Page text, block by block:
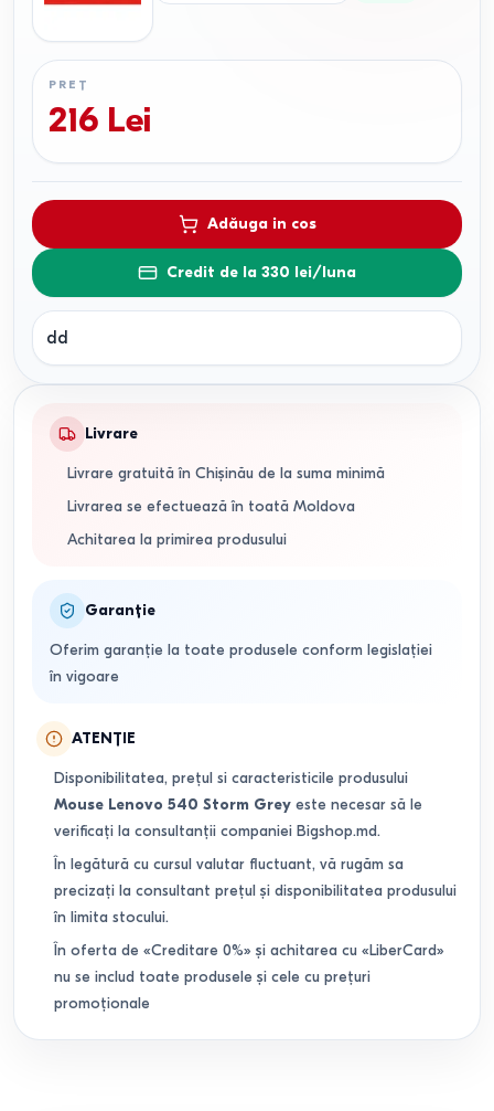
PREȚ
216 Lei
Adăuga in cos
Credit de la 330 lei/luna
dd
Livrare
Livrare gratuită în Chișinău de la suma minimă
Livrarea se efectuează în toată Moldova
Achitarea la primirea produsului
Garanție
Oferim garanție la toate produsele conform legislației
în vigoare
ATENȚIE
Disponibilitatea, prețul si caracteristicile produsului
Mouse Lenovo 540 Storm Grey este necesar să le
verificați la consultanții companiei Bigshop.md.
În legătură cu cursul valutar fluctuant, vă rugăm sa
precizați la consultant prețul și disponibilitatea produsului
în limita stocului.
În oferta de «Creditare 0%» și achitarea cu «LiberCard»
nu se includ toate produsele și cele cu prețuri
promoționale